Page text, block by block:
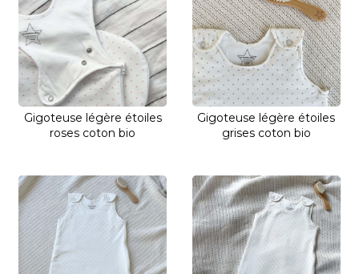
Gigoteuse légère étoiles
roses coton bio
Gigoteuse légère étoiles
grises coton bio